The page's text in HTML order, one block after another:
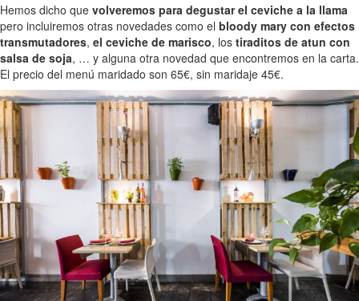
Hemos dicho que volveremos para degustar el ceviche a la llama
pero incluiremos otras novedades como el bloody mary con efectos
transmutadores, el ceviche de marisco, los tiraditos de atun con
salsa de soja, … y alguna otra novedad que encontremos en la carta.
El precio del menú maridado son 65€, sin maridaje 45€.